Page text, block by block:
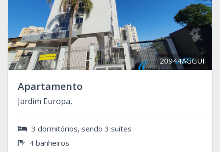
20944AGGUI
Apartamento
Jardim Europa,
3 dormitórios, sendo 3 suítes
4 banheiros